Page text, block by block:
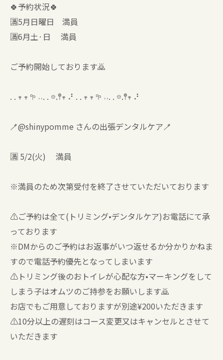
🍀予約状況🍀
🈵5月日曜日 満員
🈵6月土·日 満員
ご予約開始しております🙇
. . 𖥧 𖥧 𖧧 ˒˒. . 𖡼.𖤣𖥧 ⠜ . . 𖥧 𖥧 𖧧 ˒˒. . 𖡼.𖤣𖥧 ⠜
🪥@shinypomme さんの出張デンタルケア🪥
🈵 5/2(火) 満員
※満員のため次第受付を終了させていただいております
⚠️ご予約は全て(トリミング•デンタルケア)お電話にて承
っております
※DMからのご予約はお返事がいつ返せるか分かりかねま
すので電話予約優先となってしまいます
⚠️トリミング後のおトイレが心配な方•マーキングをして
しまう子はオムツのご持参をお願いします🙇
お店でもご用意しておりますが別途¥200いただきます
⚠️10分以上の遅刻はコース変更又はキャンセルとさせて
いただきます